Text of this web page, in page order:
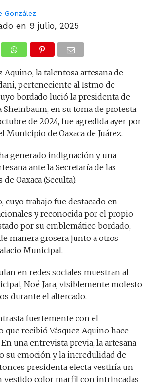
González
en 9 julio, 2025
Aquino, la talentosa artesana de
perteneciente al Istmo de
bordado lució la presidenta de
Sheinbaum, en su toma de protesta
de 2024, fue agredida ayer por
Municipio de Oaxaca de Juárez.
generado indignación y una
ante la Secretaría de las
Oaxaca (Seculta).
cuyo trabajo fue destacado en
y reconocida por el propio
por su emblemático bordado,
manera grosera junto a otros
Municipal.
en redes sociales muestran al
Noé Jara, visiblemente molesto
durante el altercado.
fuertemente con el
recibió Vásquez Aquino hace
una entrevista previa, la artesana
su emoción y la incredulidad de
presidenta electa vestiría un
vestido color marfil con intrincadas